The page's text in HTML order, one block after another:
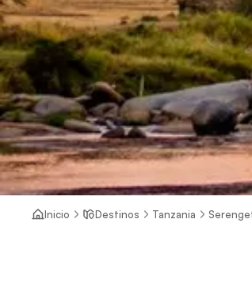
Inicio Destinos Tanzania